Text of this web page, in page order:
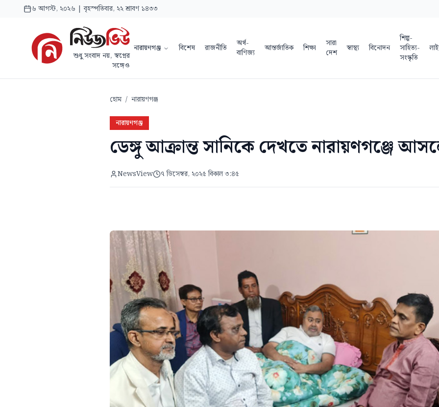
৬ আগস্ট, ২০২৬ | বৃহস্পতিবার, ২২ শ্রাবণ ১৪৩৩
শুধু সংবাদ নয়, স্বপ্নের
সঙ্গেও
নারায়ণগঞ্জ বিশেষ রাজনীতি
অর্থ-
বাণিজ্য
আন্তর্জাতিক শিক্ষা
সারা
দেশ
স্বাস্থ্য বিনোদন
শিল্প-
সাহিত্য-
সংস্কৃতি
হোম / নারায়ণগঞ্জ
নারায়ণগঞ্জ
ডেঙ্গু আক্রান্ত সানিকে দেখতে নারায়ণগঞ্জে
NewsView ৭ ডিসেম্বর, ২০২৫ বিকাল ৩:৪৫